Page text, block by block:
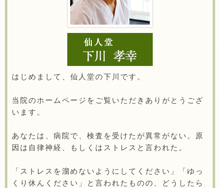
はじめまして、仙人堂の下川です。
当院のホームページをご覧いただきありがとうござ
います。
あなたは、病院で、検査を受けたが異常がない。原
因は自律神経、もしくはストレスと言われた。
「ストレスを溜めないようにしてください」「ゆっ
くり休んください」と言われたものの、どうしたら